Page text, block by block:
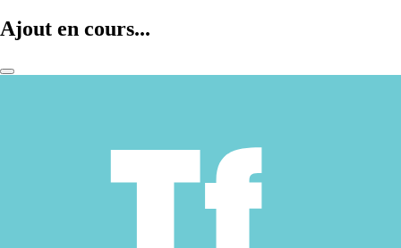
Ajout en cours...